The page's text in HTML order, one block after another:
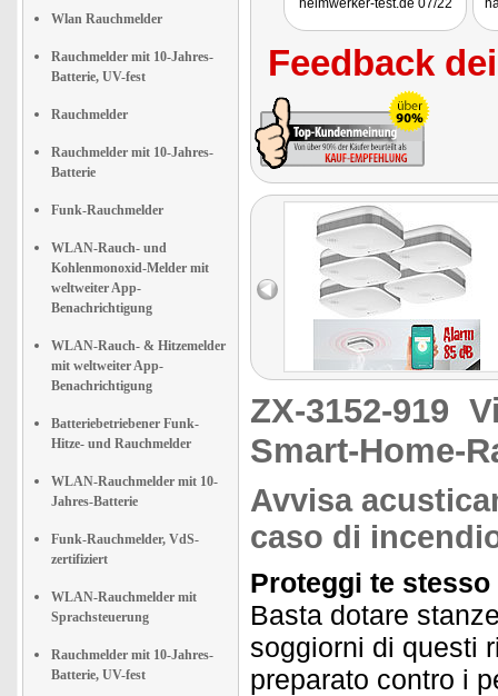
Wlan Rauchmelder
Rauchmelder mit 10-Jahres-
Batterie, UV-fest
Rauchmelder
Rauchmelder mit 10-Jahres-
Batterie
Funk-Rauchmelder
WLAN-Rauch- und
Kohlenmonoxid-Melder mit
weltweiter App-
Benachrichtigung
WLAN-Rauch- & Hitzemelder
mit weltweiter App-
Benachrichtigung
Batteriebetriebener Funk-
Hitze- und Rauchmelder
WLAN-Rauchmelder mit 10-
Jahres-Batterie
Funk-Rauchmelder, VdS-
zertifiziert
WLAN-Rauchmelder mit
Sprachsteuerung
Rauchmelder mit 10-Jahres-
Batterie, UV-fest
heimwerker-test.de 07/22
Feedback
ZX-3152-919
Smart-Home-
Avvisa
caso di
Proteggi te
Basta dotare
soggiorni di questi
preparato contro i